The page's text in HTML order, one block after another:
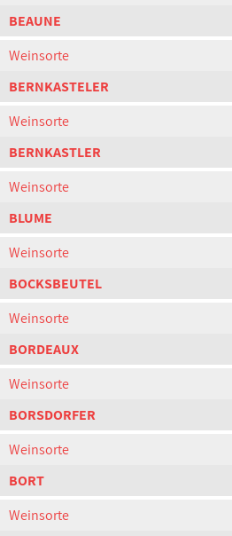
BEAUNE
Weinsorte
BERNKASTELER
Weinsorte
BERNKASTLER
Weinsorte
BLUME
Weinsorte
BOCKSBEUTEL
Weinsorte
BORDEAUX
Weinsorte
BORSDORFER
Weinsorte
BORT
Weinsorte